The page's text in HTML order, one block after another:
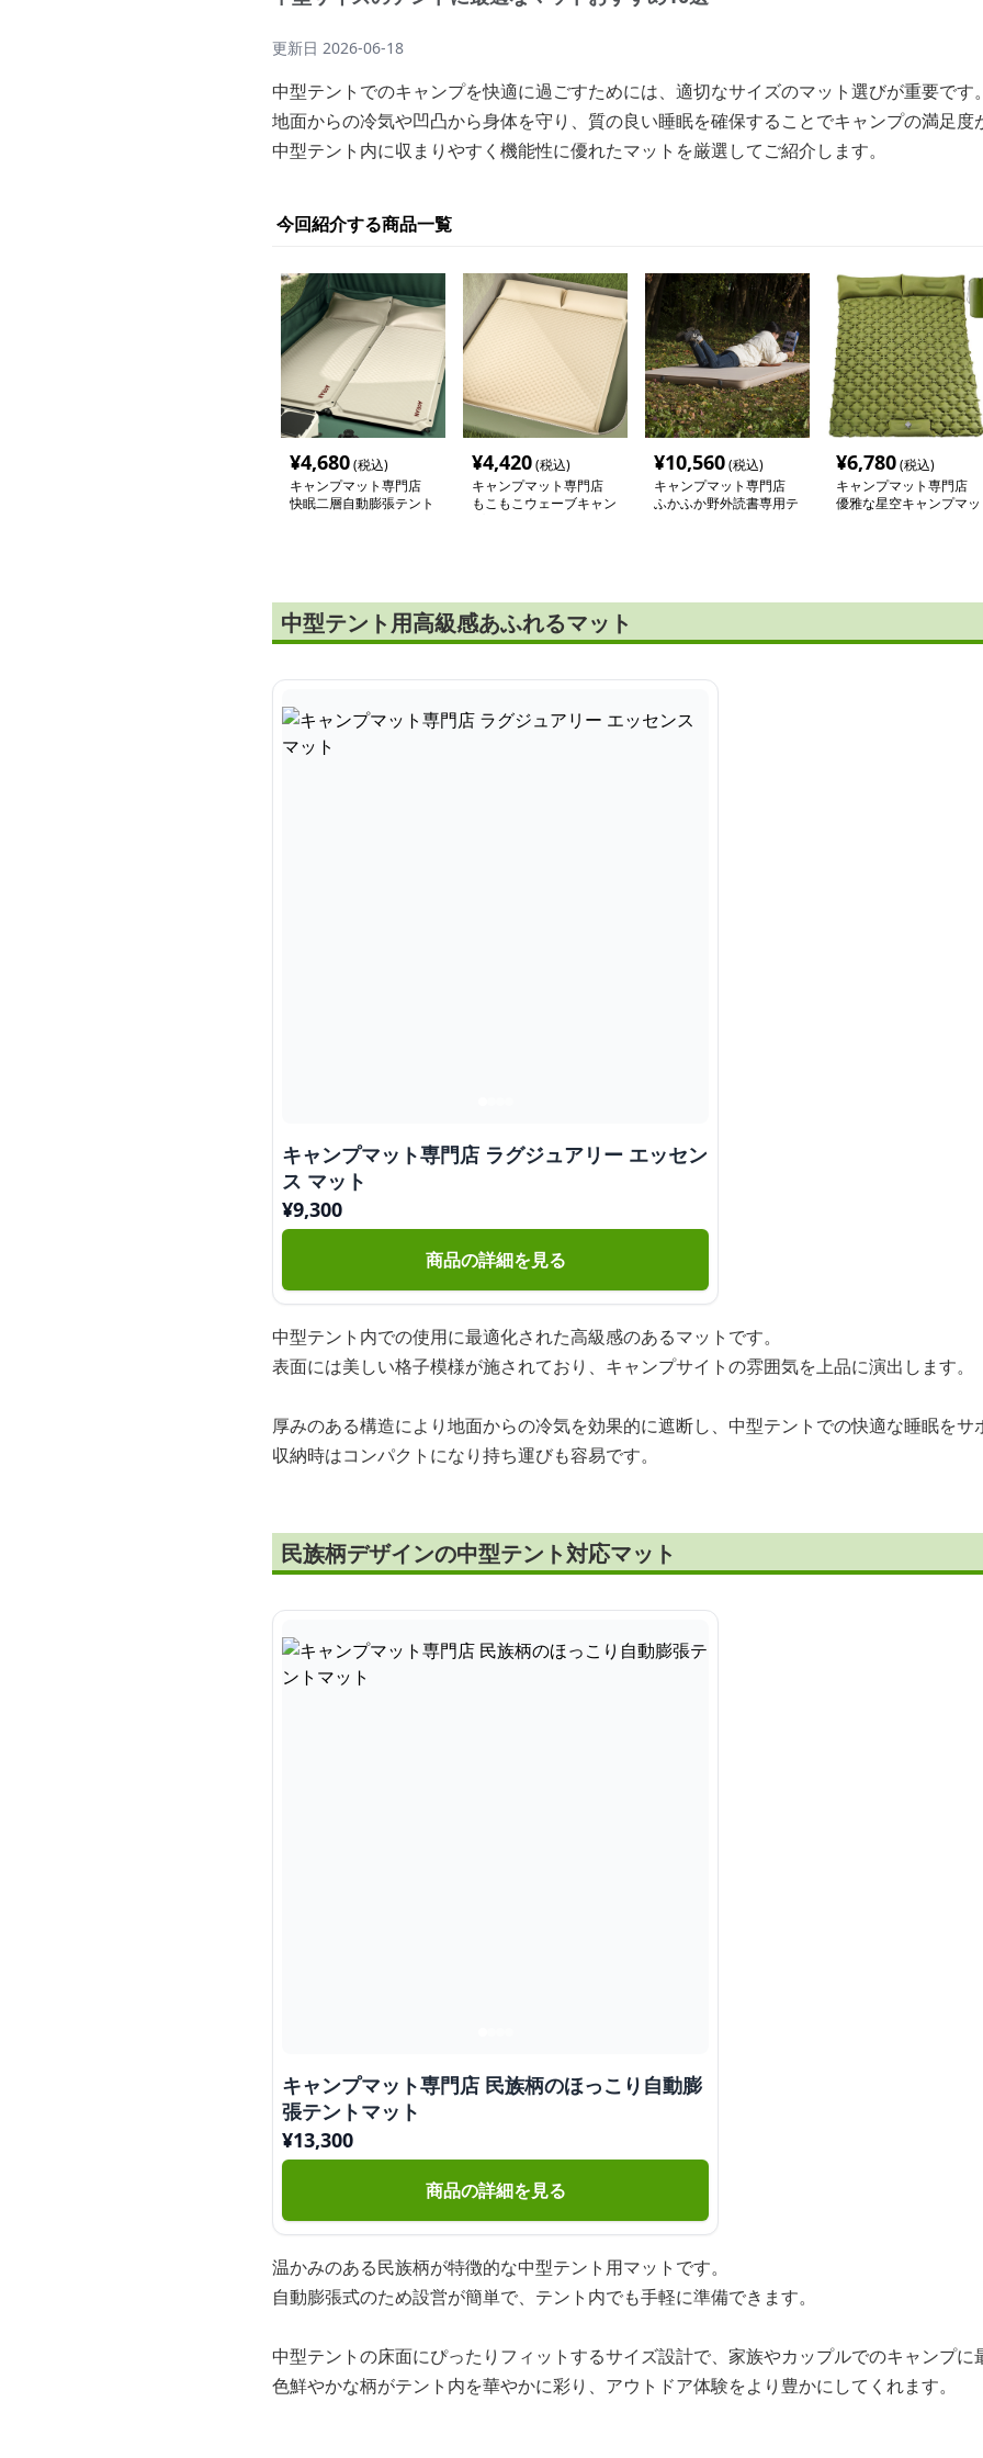
更新日 2026-06-18
中型テントでのキャンプを快適に過ごすためには、適切なサイズのマット選びが重要です。
地面からの冷気や凹凸から身体を守り、質の良い睡眠を確保することでキャンプの満足度
中型テント内に収まりやすく機能性に優れたマットを厳選してご紹介します。
今回紹介する商品一覧
¥4,680(税込)
キャンプマット専門店
快眠二層自動膨張テント
¥4,420(税込)
キャンプマット専門店
もこもこウェーブキャン
¥10,560(税込)
キャンプマット専門店
ふかふか野外読書専用テ
¥6,780(税込)
キャンプマット専門店
優雅な星空キャンプマッ
中型テント用高級感あふれるマット
キャンプマット専門店 ラグジュアリー エッセン
ス マット
¥9,300
商品の詳細を見る
中型テント内での使用に最適化された高級感のあるマットです。
表面には美しい格子模様が施されており、キャンプサイトの雰囲気を上品に演出します。
厚みのある構造により地面からの冷気を効果的に遮断し、中型テントでの快適な睡眠をサ
収納時はコンパクトになり持ち運びも容易です。
民族柄デザインの中型テント対応マット
キャンプマット専門店 民族柄のほっこり自動膨
張テントマット
¥13,300
商品の詳細を見る
温かみのある民族柄が特徴的な中型テント用マットです。
自動膨張式のため設営が簡単で、テント内でも手軽に準備できます。
中型テントの床面にぴったりフィットするサイズ設計で、家族やカップルでのキャンプに
色鮮やかな柄がテント内を華やかに彩り、アウトドア体験をより豊かにしてくれます。